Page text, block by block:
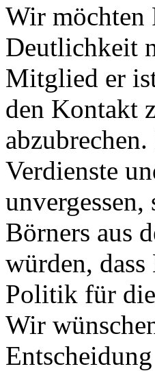
Wir möchten
Deutlichkeit
Mitglied er
den Kontakt
Verdienste
Börners aus
würden,
Politik für
Wir